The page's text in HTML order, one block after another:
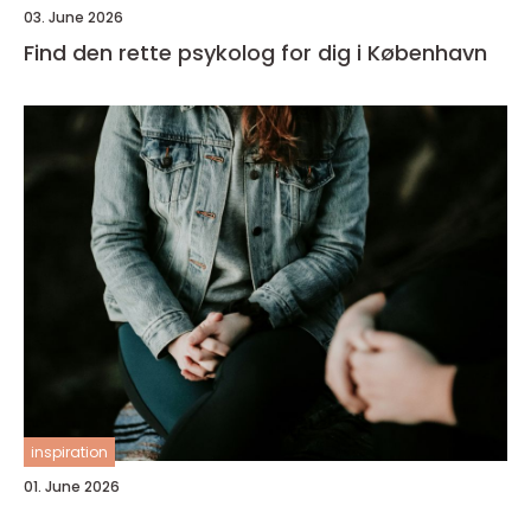
03. June 2026
Find den rette psykolog for dig i København
inspiration
01. June 2026